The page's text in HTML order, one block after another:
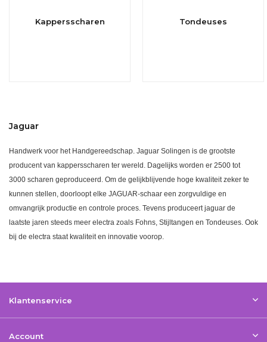
Kappersscharen Tondeuses
Jaguar
Handwerk voor het Handgereedschap. Jaguar Solingen is de grootste
producent van kappersscharen ter wereld. Dagelijks worden er 2500 tot
3000 scharen geproduceerd. Om de gelijkblijvende hoge kwaliteit zeker te
kunnen stellen, doorloopt elke JAGUAR-schaar een zorgvuldige en
omvangrijk productie en controle proces. Tevens produceert jaguar de
laatste jaren steeds meer electra zoals Fohns, Stijltangen en Tondeuses. Ook
bij de electra staat kwaliteit en innovatie voorop.
Klantenservice
Account